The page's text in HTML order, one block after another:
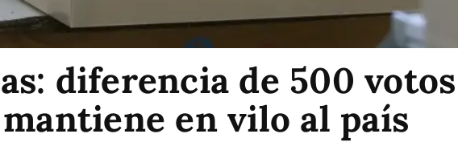
diferencia de 500 votos
mantiene en vilo al país